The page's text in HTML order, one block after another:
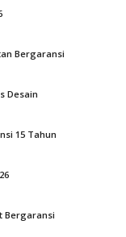
Bergaransi
Desain
15 Tahun
Bergaransi